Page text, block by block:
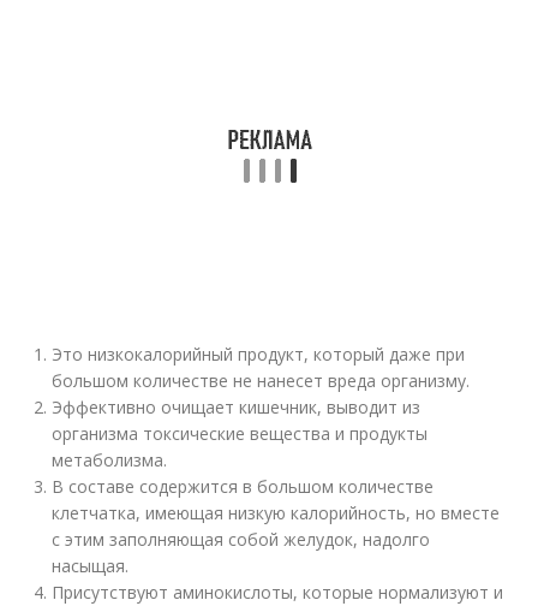
Это низкокалорийный продукт, который даже при
большом количестве не нанесет вреда организму.
Эффективно очищает кишечник, выводит из
организма токсические вещества и продукты
метаболизма.
В составе содержится в большом количестве
клетчатка, имеющая низкую калорийность, но вместе
с этим заполняющая собой желудок, надолго
насыщая.
Присутствуют аминокислоты, которые нормализуют и